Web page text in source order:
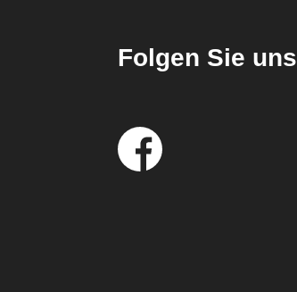
Folgen Sie uns
Social
Media